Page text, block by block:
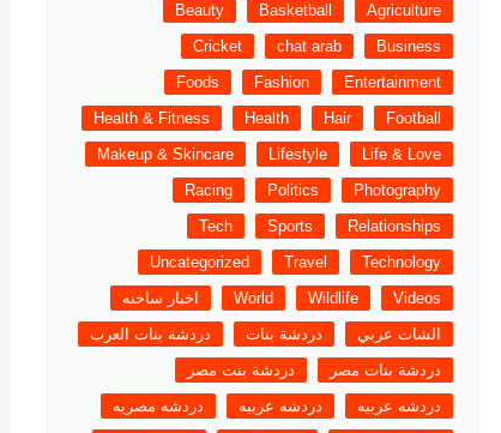
Agriculture
Basketball
Beauty
Business
chat arab
Cricket
Entertainment
Fashion
Foods
Football
Hair
Health
Health & Fitness
Life & Love
Lifestyle
Makeup & Skincare
Photography
Politics
Racing
Relationships
Sports
Tech
Technology
Travel
Uncategorized
Videos
Wildlife
World
اخبار ساخنه
الشات عربي
دردشة بنات
دردشة بنات العرب
دردشة بنات مصر
دردشة بنت مصر
دردشه عربيه
دردشه عربيه
دردشه مصريه